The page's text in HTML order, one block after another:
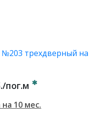
пог.м
на 10 мес.